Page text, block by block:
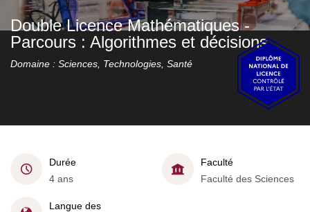
Double Licence Mathématiques -
Parcours : Algorithmes et décisions
Domaine : Sciences, Technologies, Santé
Durée
4 ans
Faculté
Faculté des Sciences
Langue des